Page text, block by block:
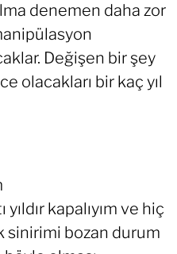
denemen daha zor
Değişen bir şey
olacakları bir kaç yıl
kapalıyım ve hiç
sinirimi bozan durum